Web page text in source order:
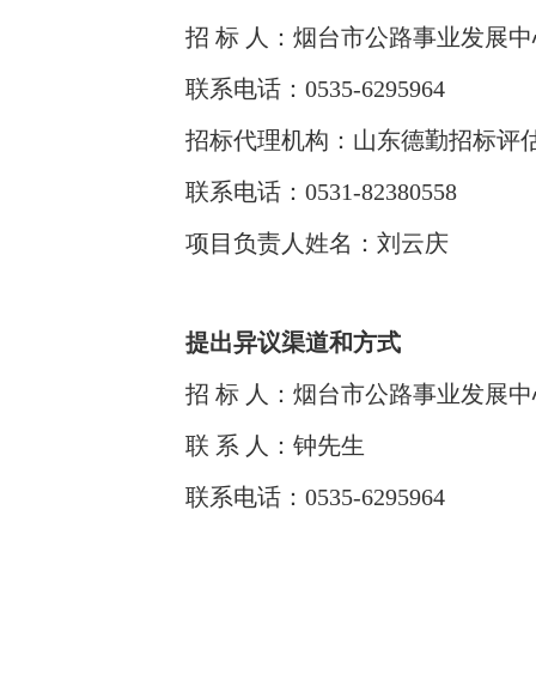
招 标 人：烟台市公路事业发展
联系电话：0535-6295964
招标代理机构：山东德勤招标评
联系电话：0531-82380558
项目负责人姓名：刘云庆
提出异议渠道和方式
招 标 人：烟台市公路事业发展
联 系 人：钟先生
联系电话：0535-6295964